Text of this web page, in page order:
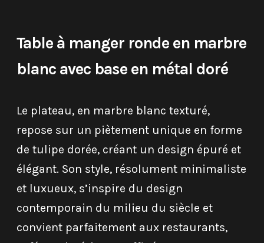
Table à manger ronde en marbre
blanc avec base en métal doré
Le plateau, en marbre blanc texturé,
repose sur un piètement unique en forme
de tulipe dorée, créant un design épuré et
élégant. Son style, résolument minimaliste
et luxueux, s’inspire du design
contemporain du milieu du siècle et
convient parfaitement aux restaurants,